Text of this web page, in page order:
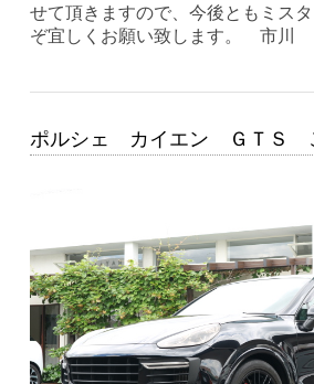
せて頂きますので、今後ともミス
ぞ宜しくお願い致します。 市川
ポルシェ カイエン ＧＴＳ